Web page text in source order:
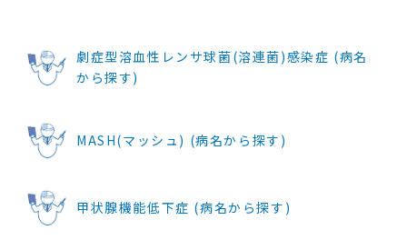
劇症型溶血性レンサ球菌(溶連菌)感染症 (病名
から探す)
MASH(マッシュ) (病名から探す)
甲状腺機能低下症 (病名から探す)